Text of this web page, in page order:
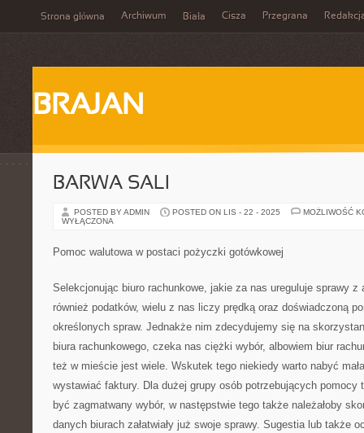
Strona główna Archiwum Biała Cisza Przegrana
BRAJAN
BARWA SALI
POSTED BY ADMIN POSTED ON LIS - 22 - 2025
MOŻLIWOŚĆ
WYŁĄCZONA
Pomoc walutowa w postaci pożyczki gotówkowej
Selekcjonując biuro rachunkowe, jakie za nas ureguluje sprawy z
również podatków, wielu z nas liczy prędką oraz doświadczoną
określonych spraw. Jednakże nim zdecydujemy się na
biura rachunkowego, czeka nas ciężki wybór, albowiem biur
też w mieście jest wiele. Wskutek tego niekiedy warto nabyć
wystawiać faktury. Dla dużej grupy osób potrzebujących pomocy
być zagmatwany wybór, w następstwie tego także należałoby
danych biurach załatwiały już swoje sprawy. Sugestia lub także